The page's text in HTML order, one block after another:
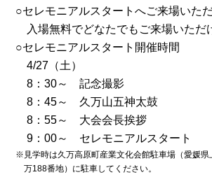
○セレモニアルスタートへご来場いた
入場無料でどなたでもご来場いただ
○セレモニアルスタート開催時間
4/27（土）
8：30～ 記念撮影
8：45～ 久万山五神太鼓
8：55～ 大会会長挨拶
9：00～ セレモニアルスタート
※見学時は久万高原町産業文化会館駐車場（愛媛県
万188番地）に駐車してください。